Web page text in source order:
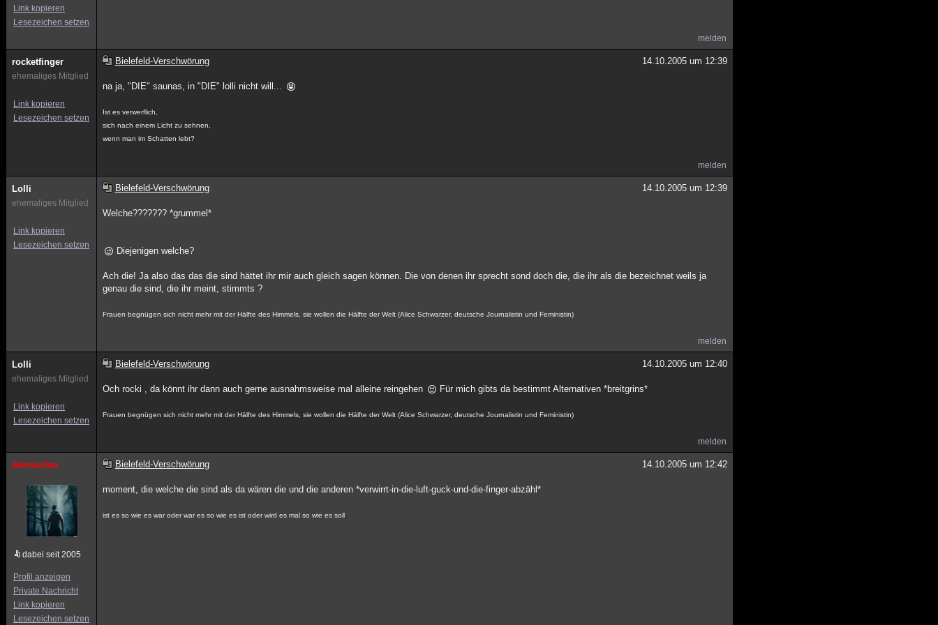
Link kopieren
Lesezeichen setzen
melden
rocketfinger
ehemaliges Mitglied
Link kopieren
Lesezeichen setzen
Bielefeld-Verschwörung 14.10.2005 um 12:39
na ja, "DIE" saunas, in "DIE" lolli nicht will...
Ist es verwerflich,
sich nach einem Licht zu sehnen,
wenn man im Schatten lebt?
melden
Lolli
ehemaliges Mitglied
Link kopieren
Lesezeichen setzen
Bielefeld-Verschwörung 14.10.2005 um 12:39
Welche??????? *grummel*
Diejenigen welche?
Ach die! Ja also das das die sind hättet ihr mir auch gleich sagen können. Die von denen ihr sprecht sond doch die, die ihr als die bezeichnet weils ja
genau die sind, die ihr meint, stimmts ?
Frauen begnügen sich nicht mehr mit der Hälfte des Himmels, sie wollen die Hälfte der Welt (Alice Schwarzer, deutsche Journalistin und Feministin)
melden
Lolli
ehemaliges Mitglied
Link kopieren
Lesezeichen setzen
Bielefeld-Verschwörung 14.10.2005 um 12:40
Och rocki , da könnt ihr dann auch gerne ausnahmsweise mal alleine reingehen Für mich gibts da bestimmt Alternativen *breitgrins*
Frauen begnügen sich nicht mehr mit der Hälfte des Himmels, sie wollen die Hälfte der Welt (Alice Schwarzer, deutsche Journalistin und Feministin)
melden
derraucher
dabei seit 2005
Profil anzeigen
Private Nachricht
Link kopieren
Lesezeichen setzen
Bielefeld-Verschwörung 14.10.2005 um 12:42
moment, die welche die sind als da wären die und die anderen *verwirrt-in-die-luft-guck-und-die-finger-abzähl*
ist es so wie es war oder war es so wie es ist oder wird es mal so wie es soll